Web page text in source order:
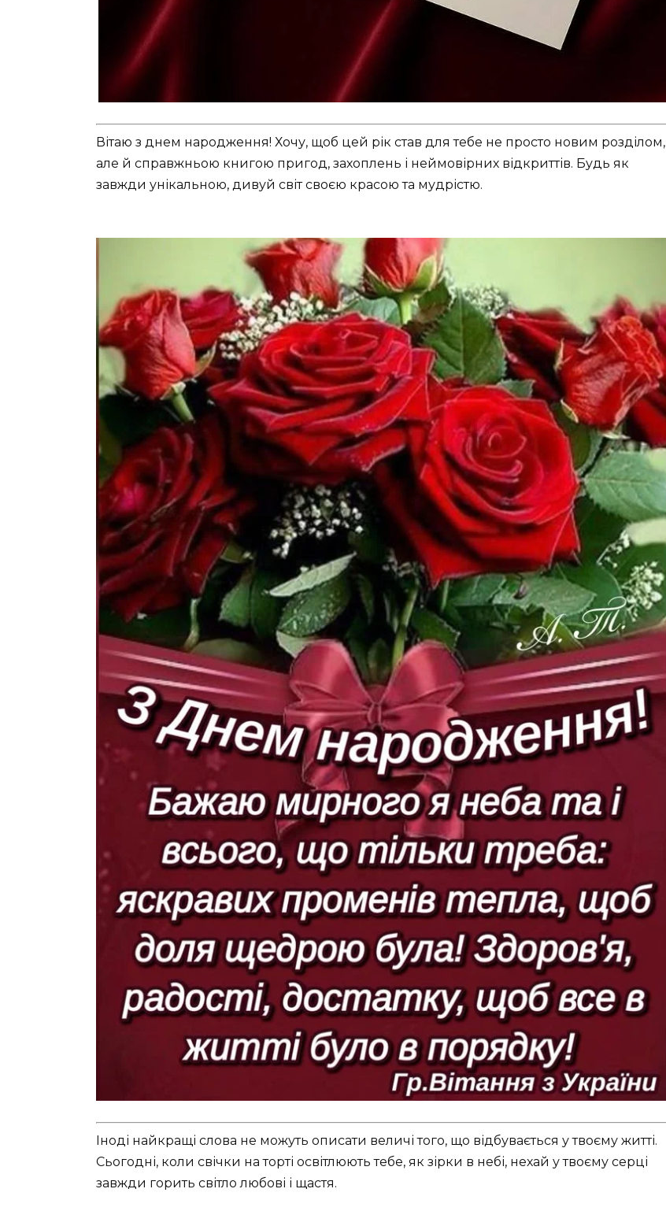
Вітаю з днем народження! Хочу, щоб цей рік став для тебе не просто новим розділом,
але й справжньою книгою пригод, захоплень і неймовірних відкриттів. Будь як
завжди унікальною, дивуй світ своєю красою та мудрістю.
Іноді найкращі слова не можуть описати величі того, що відбувається у твоєму житті.
Сьогодні, коли свічки на торті освітлюють тебе, як зірки в небі, нехай у твоєму серці
завжди горить світло любові і щастя.